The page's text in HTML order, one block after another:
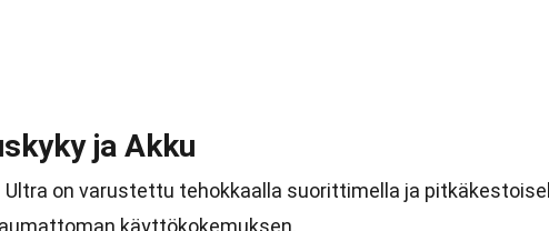
ja Akku
Ultra on varustettu tehokkaalla suorittimella ja
käyttökokemuksen.